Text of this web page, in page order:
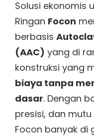
Solusi ekonomis
Ringan Focon
berbasis
(AAC) yang di
konstruksi yang
biaya tanpa
dasar. Dengan
presisi, dan
Focon banyak di